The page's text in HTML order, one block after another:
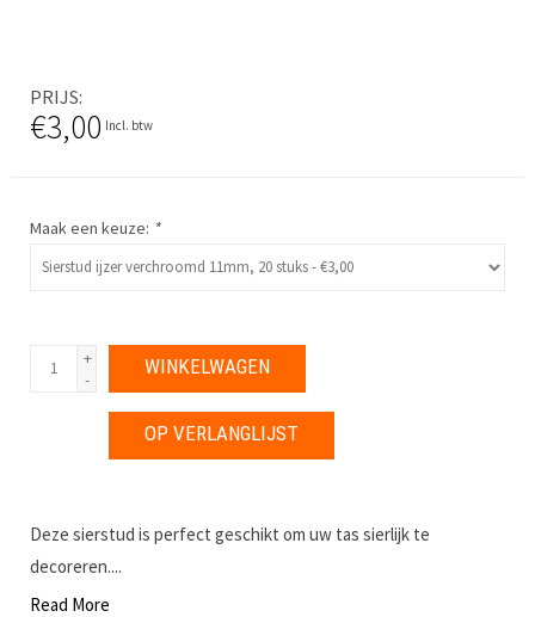
PRIJS
€3,00 Incl. btw
Maak een keuze: *
+
-
WINKELWAGEN
OP VERLANGLIJST
Deze sierstud is perfect geschikt om uw tas sierlijk te
decoreren....
Read More